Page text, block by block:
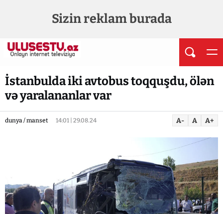
Sizin reklam burada
İstanbulda iki avtobus toqquşdu, ölən
və yaralananlar var
dunya / manset 14:01 | 29.08.24 A- A A+